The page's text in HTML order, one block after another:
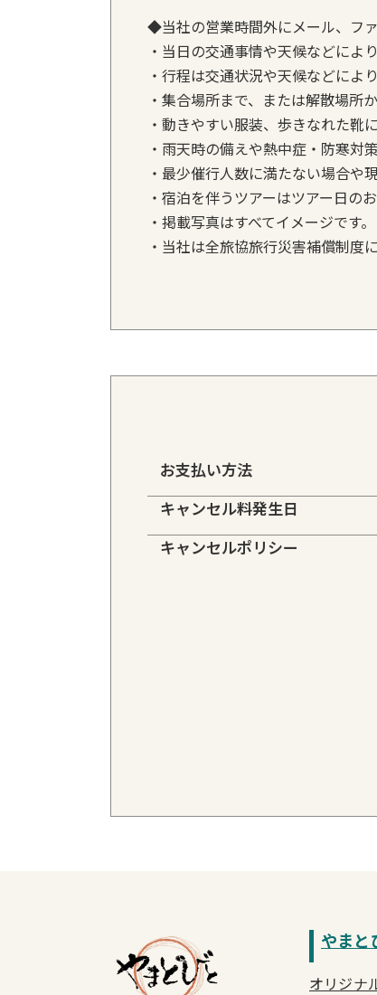
◆当社の営業時間外にメール、フ
・当日の交通事情や天候などによ
・行程は交通状況や天候などによ
・集合場所まで、または解散場所
・動きやすい服装、歩きなれた靴
・雨天時の備えや熱中症・防寒対
・最少催行人数に満たない場合や
・宿泊を伴うツアーはツアー日の
・掲載写真はすべてイメージです。
・当社は全旅協旅行災害補償制度
お支払い方法
キャンセル料発生日
キャンセルポリシー
やまと
オリジナ